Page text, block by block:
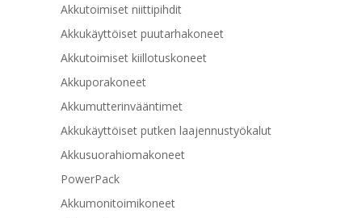
Akkutoimiset niittipihdit
Akkukäyttöiset puutarhakoneet
Akkutoimiset kiillotuskoneet
Akkuporakoneet
Akkumutterinvääntimet
Akkukäyttöiset putken laajennustyökalut
Akkusuorahiomakoneet
PowerPack
Akkumonitoimikoneet